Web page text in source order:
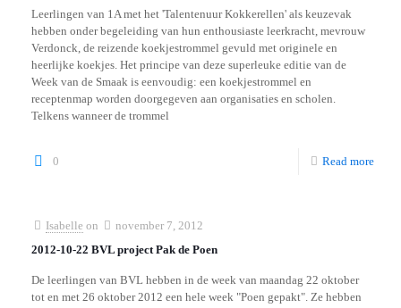
Leerlingen van 1A met het 'Talentenuur Kokkerellen' als keuzevak
hebben onder begeleiding van hun enthousiaste leerkracht, mevrouw
Verdonck, de reizende koekjestrommel gevuld met originele en
heerlijke koekjes. Het principe van deze superleuke editie van de
Week van de Smaak is eenvoudig: een koekjestrommel en
receptenmap worden doorgegeven aan organisaties en scholen.
Telkens wanneer de trommel
0 Read more
Isabelle on
november 7, 2012
2012-10-22 BVL project Pak de Poen
De leerlingen van BVL hebben in de week van maandag 22 oktober
tot en met 26 oktober 2012 een hele week "Poen gepakt". Ze hebben